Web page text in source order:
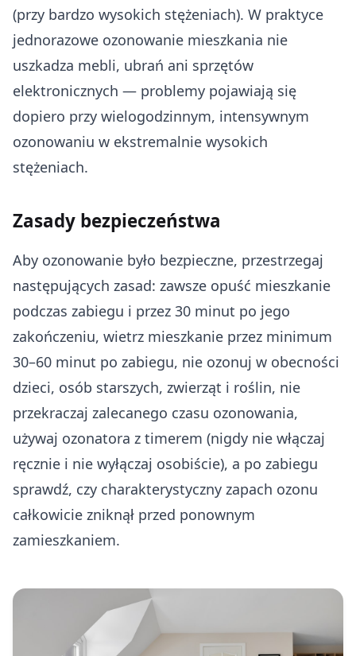
(przy bardzo wysokich stężeniach). W praktyce
jednorazowe ozonowanie mieszkania nie
uszkadza mebli, ubrań ani sprzętów
elektronicznych — problemy pojawiają się
dopiero przy wielogodzinnym, intensywnym
ozonowaniu w ekstremalnie wysokich
stężeniach.
Zasady bezpieczeństwa
Aby ozonowanie było bezpieczne, przestrzegaj
następujących zasad: zawsze opuść mieszkanie
podczas zabiegu i przez 30 minut po jego
zakończeniu, wietrz mieszkanie przez minimum
30–60 minut po zabiegu, nie ozonuj w obecności
dzieci, osób starszych, zwierząt i roślin, nie
przekraczaj zalecanego czasu ozonowania,
używaj ozonatora z timerem (nigdy nie włączaj
ręcznie i nie wyłączaj osobiście), a po zabiegu
sprawdź, czy charakterystyczny zapach ozonu
całkowicie zniknął przed ponownym
zamieszkaniem.